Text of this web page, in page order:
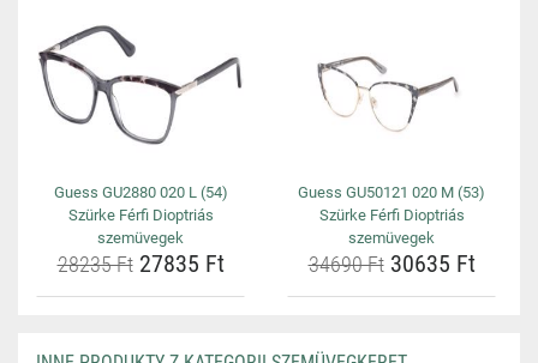
Guess GU2880 020 L (54)
Szürke Férfi Dioptriás
szemüvegek
28235 Ft27835 Ft
Guess GU50121 020 M (53)
Szürke Férfi Dioptriás
szemüvegek
34690 Ft30635 Ft